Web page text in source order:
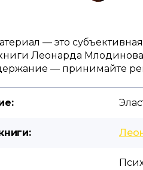
— это
Леонарда
— принимайте